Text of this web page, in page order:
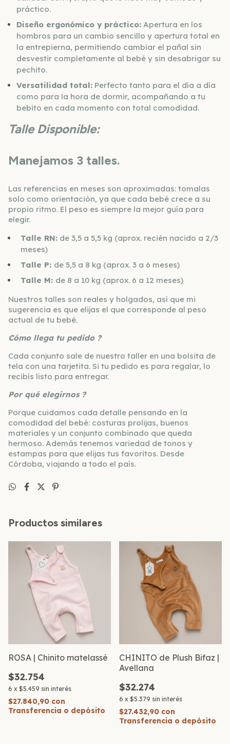
práctico.
Diseño ergonómico y práctico: Apertura en los
hombros para un cambio sencillo y apertura total en
la entrepierna, permitiendo cambiar el pañal sin
desvestir completamente al bebé y sin desabrigar su
pechito.
Versatilidad total: Perfecto tanto para el día a día
como para la hora de dormir, acompañando a tu
bebito en cada momento con total comodidad.
Talle Disponible:
Manejamos 3 talles.
Las referencias en meses son aproximadas: tomalas
solo como orientación, ya que cada bebé crece a su
propio ritmo. El peso es siempre la mejor guía para
elegir.
Talle RN: de 3,5 a 5,5 kg (aprox. recién nacido a 2/3
meses)
Talle P: de 5,5 a 8 kg (aprox. 3 a 6 meses)
Talle M: de 8 a 10 kg (aprox. 6 a 12 meses)
Nuestros talles son reales y holgados, así que mi
sugerencia es que elijas el que corresponde al peso
actual de tu bebé.
Cómo llega tu pedido ?
Cada conjunto sale de nuestro taller en una bolsita de
tela con una tarjetita. Si tu pedido es para regalar, lo
recibís listo para entregar.
Por qué elegirnos ?
Porque cuidamos cada detalle pensando en la
comodidad del bebé: costuras prolijas, buenos
materiales y un conjunto combinado que queda
hermoso. Además tenemos variedad de tonos y
estampas para que elijas tus favoritos. Desde
Córdoba, viajando a todo el país.
Productos similares
ROSA | Chinito matelassé
$32.754
6 x $5.459 sin interés
$27.840,90 con
Transferencia o depósito
CHINITO de Plush Bifaz |
Avellana
$32.274
6 x $5.379 sin interés
$27.432,90 con
Transferencia o depósito